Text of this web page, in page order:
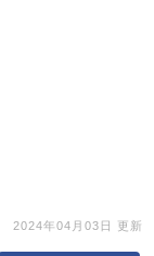
2024年04月03日 更新